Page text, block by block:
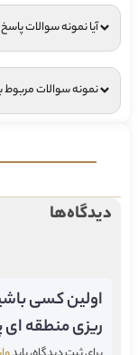
آیا نمونه سوالات
نمونه سوالات
دیدگاه‌ها
اولین کسی
ریزی منطقه ای